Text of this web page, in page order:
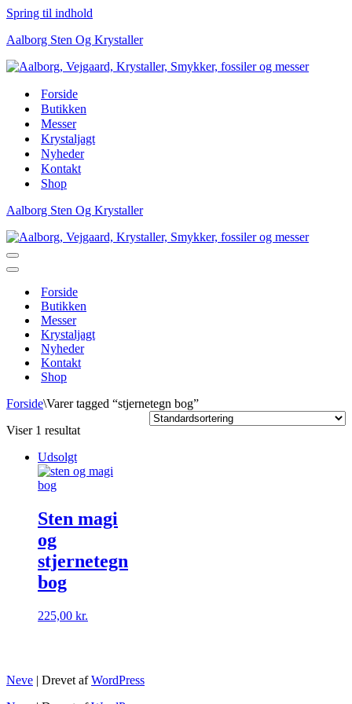
Spring til indhold
Aalborg Sten Og Krystaller
Forside
Butikken
Messer
Krystaljagt
Nyheder
Kontakt
Shop
Aalborg Sten Og Krystaller
Navigation
menu
Navigation
Forside
Butikken
Messer
Krystaljagt
Nyheder
Kontakt
Shop
Forside\Varer tagged “stjernetegn bog”
Viser 1 resultat
Udsolgt
Sten magi
og
stjernetegn
bog
225,00 kr.
Neve | Drevet afWordPress